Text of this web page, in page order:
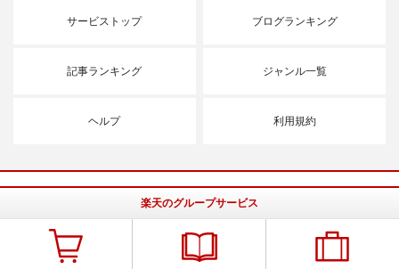
サービストップ ブログランキング
記事ランキング ジャンル一覧
ヘルプ 利用規約
楽天のグループサービス